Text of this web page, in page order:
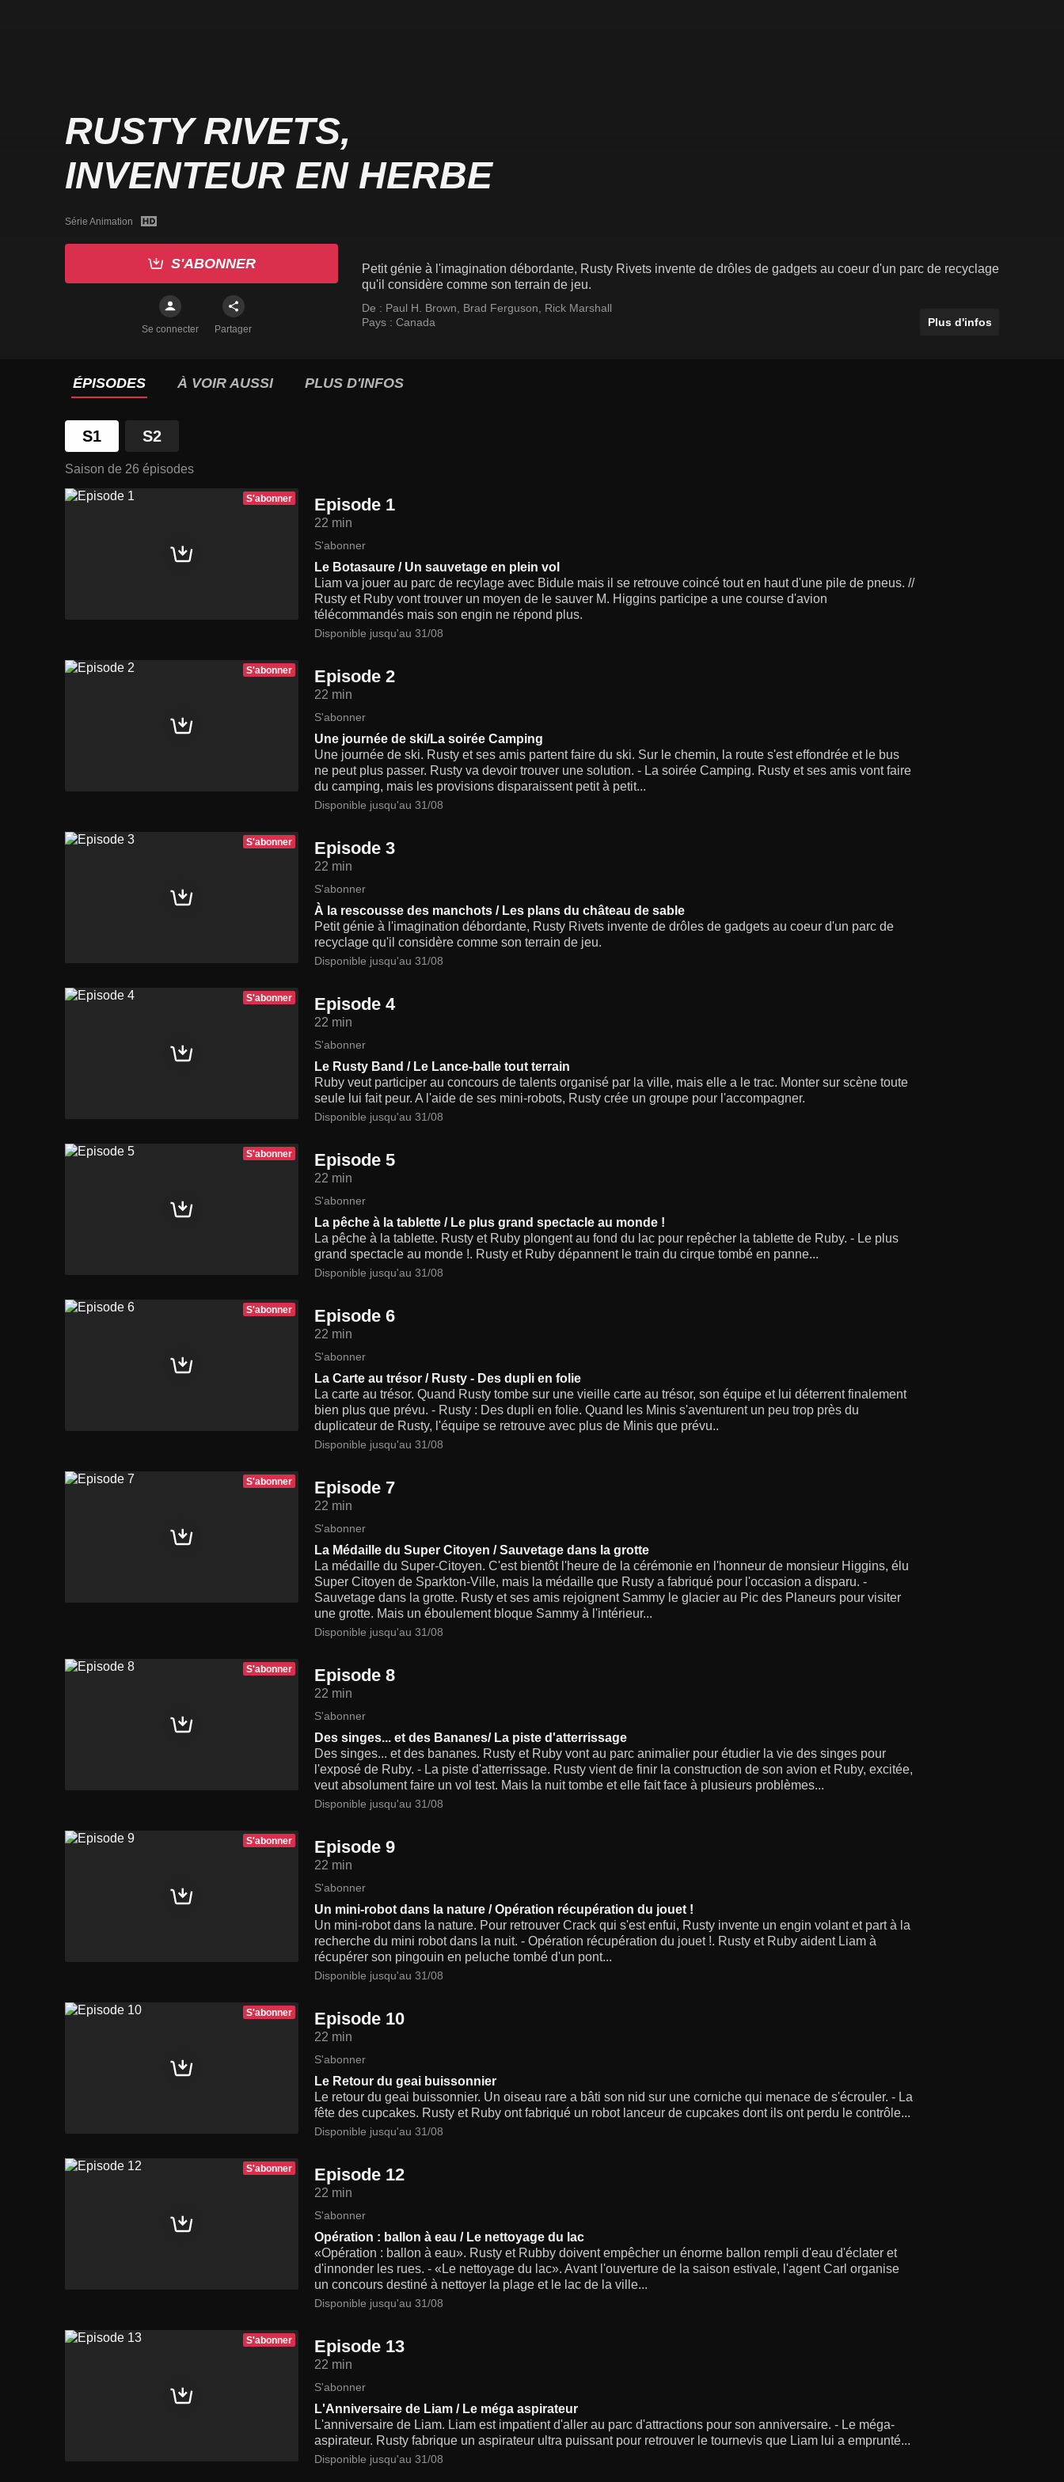
RUSTY RIVETS,
INVENTEUR EN HERBE
Série Animation
S'ABONNER
Se connecter Partager
Petit génie à l'imagination débordante, Rusty Rivets invente de drôles de gadgets au coeur d'un parc de recyclage
qu'il considère comme son terrain de jeu.
De : Paul H. Brown Brad Ferguson
Rick Marshall
Pays : Canada Plus d'infos
ÉPISODES À VOIR AUSSI PLUS D'INFOS
S1 S2
Saison de 26 épisodes
S'abonner Episode 1
22 min
S'abonner
Le Botasaure / Un sauvetage en plein vol
Liam va jouer au parc de recylage avec Bidule mais il se retrouve coincé tout en haut d'une pile de pneus. //
Rusty et Ruby vont trouver un moyen de le sauver M. Higgins participe a une course d'avion
télécommandés mais son engin ne répond plus.
Disponible jusqu'au 31/08
S'abonner Episode 2
22 min
S'abonner
Une journée de ski/La soirée Camping
Une journée de ski. Rusty et ses amis partent faire du ski. Sur le chemin, la route s'est effondrée et le bus
ne peut plus passer. Rusty va devoir trouver une solution. - La soirée Camping. Rusty et ses amis vont faire
du camping, mais les provisions disparaissent petit à petit...
Disponible jusqu'au 31/08
S'abonner Episode 3
22 min
S'abonner
À la rescousse des manchots / Les plans du château de sable
Petit génie à l'imagination débordante, Rusty Rivets invente de drôles de gadgets au coeur d'un parc de
recyclage qu'il considère comme son terrain de jeu.
Disponible jusqu'au 31/08
S'abonner Episode 4
22 min
S'abonner
Le Rusty Band / Le Lance-balle tout terrain
Ruby veut participer au concours de talents organisé par la ville, mais elle a le trac. Monter sur scène toute
seule lui fait peur. A l'aide de ses mini-robots, Rusty crée un groupe pour l'accompagner.
Disponible jusqu'au 31/08
S'abonner Episode 5
22 min
S'abonner
La pêche à la tablette / Le plus grand spectacle au monde !
La pêche à la tablette. Rusty et Ruby plongent au fond du lac pour repêcher la tablette de Ruby. - Le plus
grand spectacle au monde !. Rusty et Ruby dépannent le train du cirque tombé en panne...
Disponible jusqu'au 31/08
S'abonner Episode 6
22 min
S'abonner
La Carte au trésor / Rusty - Des dupli en folie
La carte au trésor. Quand Rusty tombe sur une vieille carte au trésor, son équipe et lui déterrent finalement
bien plus que prévu. - Rusty : Des dupli en folie. Quand les Minis s'aventurent un peu trop près du
duplicateur de Rusty, l'équipe se retrouve avec plus de Minis que prévu..
Disponible jusqu'au 31/08
S'abonner Episode 7
22 min
S'abonner
La Médaille du Super Citoyen / Sauvetage dans la grotte
La médaille du Super-Citoyen. C'est bientôt l'heure de la cérémonie en l'honneur de monsieur Higgins, élu
Super Citoyen de Sparkton-Ville, mais la médaille que Rusty a fabriqué pour l'occasion a disparu. -
Sauvetage dans la grotte. Rusty et ses amis rejoignent Sammy le glacier au Pic des Planeurs pour visiter
une grotte. Mais un éboulement bloque Sammy à l'intérieur...
Disponible jusqu'au 31/08
S'abonner Episode 8
22 min
S'abonner
Des singes... et des Bananes/ La piste d'atterrissage
Des singes... et des bananes. Rusty et Ruby vont au parc animalier pour étudier la vie des singes pour
l'exposé de Ruby. - La piste d'atterrissage. Rusty vient de finir la construction de son avion et Ruby, excitée,
veut absolument faire un vol test. Mais la nuit tombe et elle fait face à plusieurs problèmes...
Disponible jusqu'au 31/08
S'abonner Episode 9
22 min
S'abonner
Un mini-robot dans la nature / Opération récupération du jouet !
Un mini-robot dans la nature. Pour retrouver Crack qui s'est enfui, Rusty invente un engin volant et part à la
recherche du mini robot dans la nuit. - Opération récupération du jouet !. Rusty et Ruby aident Liam à
récupérer son pingouin en peluche tombé d'un pont...
Disponible jusqu'au 31/08
S'abonner Episode 10
22 min
S'abonner
Le Retour du geai buissonnier
Le retour du geai buissonnier. Un oiseau rare a bâti son nid sur une corniche qui menace de s'écrouler. - La
fête des cupcakes. Rusty et Ruby ont fabriqué un robot lanceur de cupcakes dont ils ont perdu le contrôle...
Disponible jusqu'au 31/08
S'abonner Episode 12
22 min
S'abonner
Opération : ballon à eau / Le nettoyage du lac
«Opération : ballon à eau». Rusty et Rubby doivent empêcher un énorme ballon rempli d'eau d'éclater et
d'innonder les rues. - «Le nettoyage du lac». Avant l'ouverture de la saison estivale, l'agent Carl organise
un concours destiné à nettoyer la plage et le lac de la ville...
Disponible jusqu'au 31/08
S'abonner Episode 13
22 min
S'abonner
L'Anniversaire de Liam / Le méga aspirateur
L'anniversaire de Liam. Liam est impatient d'aller au parc d'attractions pour son anniversaire. - Le méga-
aspirateur. Rusty fabrique un aspirateur ultra puissant pour retrouver le tournevis que Liam lui a emprunté...
Disponible jusqu'au 31/08